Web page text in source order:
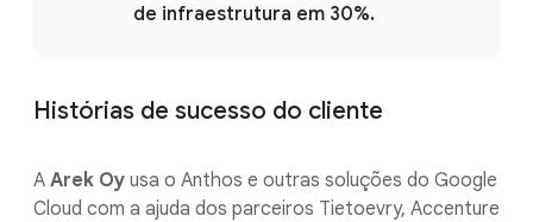
de infraestrutura em 30%.
Histórias de sucesso do cliente
A Arek Oy usa o Anthos e outras soluções do Google
Cloud com a ajuda dos parceiros Tietoevry, Accenture